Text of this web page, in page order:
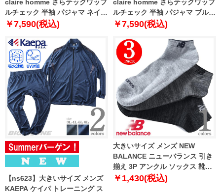
claire homme さらテックワッフ
ルチェック 半袖 パジャマ ネイビ
ー 1279-6200-1 3L 4L 5L 6L 8L
￥7,590(税込)
claire homme さらテックワッフ
ルチェック 半袖 パジャマ ブルー
1279-6200-2 3L 4L 5L 6L 8L
￥7,590(税込)
【ns623】大きいサイズ メンズ
KAEPA ケイパ トレーニング ス
大きいサイズ メンズ NEW
BALANCE ニューバランス 引き
揃え 3P アンクル ソックス 靴下
3枚組 las5033j
￥1,430(税込)